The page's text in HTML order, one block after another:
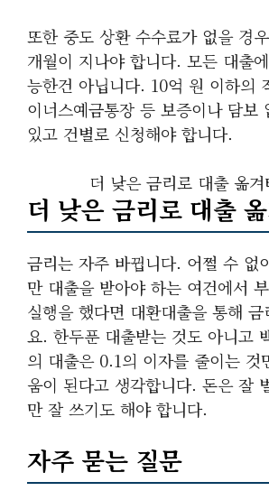
또한 중도 상환 수수료가 없을 경
개월이 지나야 합니다. 모든 대출
능한건 아닙니다. 10억 원 이하의
이너스예금통장 등 보증이나 담보
있고 건별로 신청해야 합니다.
더 낮은 금리로 대출 옮겨
더 낮은 금리로 대출
금리는 자주 바뀝니다. 어쩔 수 없
만 대출을 받아야 하는 여건에서
실행을 했다면 대환대출을 통해
요. 한두푼 대출받는 것도 아니고
의 대출은 0.1의 이자를 줄이는 것
움이 된다고 생각합니다. 돈은 잘
만 잘 쓰기도 해야 합니다.
자주 묻는 질문